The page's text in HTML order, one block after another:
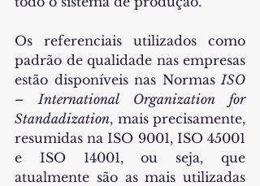
Os referenciais utilizados como
padrão de qualidade nas empresas
estão disponíveis nas Normas ISO
– International Organization for
Standadization, mais precisamente,
resumidas na ISO 9001, ISO 45001
e ISO 14001, ou seja, que
atualmente são as mais utilizadas